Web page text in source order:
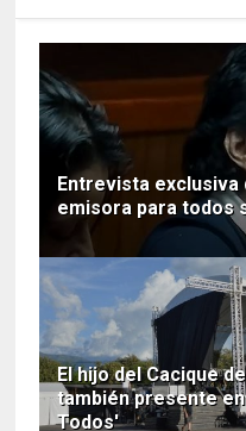
Entrevista exclusiva
emisora para todos
El hijo del Cacique
también presente
Todos'